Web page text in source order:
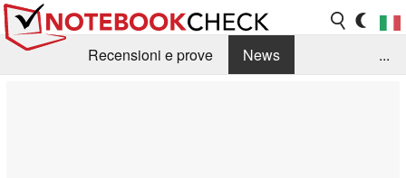
Recensioni e prove
News
...